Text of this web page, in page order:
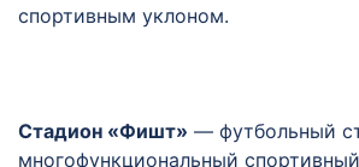
спортивным уклоном.
Стадион «Фишт» — футбольный
многофункциональный